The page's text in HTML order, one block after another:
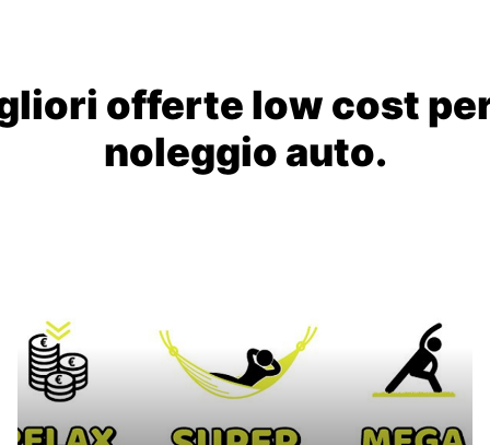
offerte low cost
noleggio auto.